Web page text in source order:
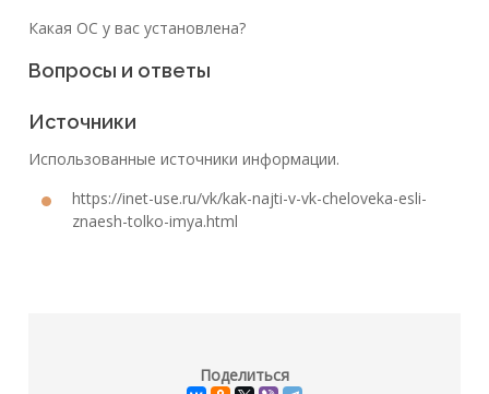
Какая ОС у вас установлена?
Вопросы и ответы
Источники
Использованные источники информации.
https://inet-use.ru/vk/kak-najti-v-vk-cheloveka-esli-
znaesh-tolko-imya.html
Поделиться